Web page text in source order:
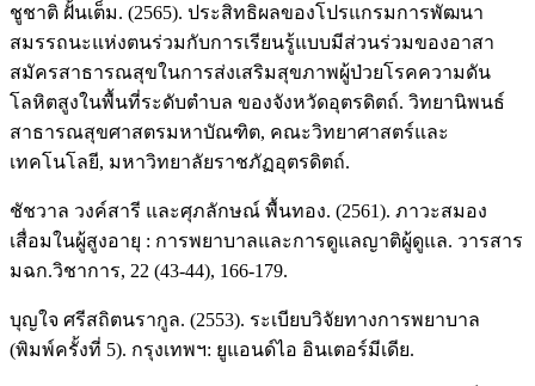
ชูชาติ ฝั้นเต็ม. (2565). ประสิทธิผลของโปรแกรมการพัฒนา
สมรรถนะแห่งตนร่วมกับการเรียนรู้แบบมีส่วนร่วมของอาสา
สมัครสาธารณสุขในการส่งเสริมสุขภาพผู้ป่วยโรคความดัน
โลหิตสูงในพื้นที่ระดับตำบล ของจังหวัดอุตรดิตถ์. วิทยานิพนธ์
สาธารณสุขศาสตรมหาบัณฑิต, คณะวิทยาศาสตร์และ
เทคโนโลยี, มหาวิทยาลัยราชภัฏอุตรดิตถ์.
ชัชวาล วงค์สารี และศุภลักษณ์ พื้นทอง. (2561). ภาวะสมอง
เสื่อมในผู้สูงอายุ : การพยาบาลและการดูแลญาติผู้ดูแล. วารสาร
มฉก.วิชาการ, 22 (43-44), 166-179.
บุญใจ ศรีสถิตนรากูล. (2553). ระเบียบวิจัยทางการพยาบาล
(พิมพ์ครั้งที่ 5). กรุงเทพฯ: ยูแอนด์ไอ อินเตอร์มีเดีย.